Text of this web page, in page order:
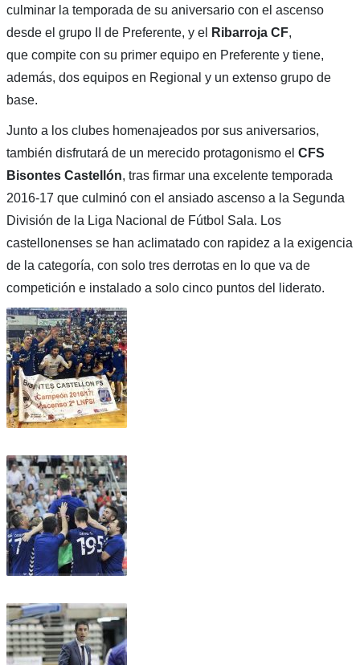
culminar la temporada de su aniversario con el ascenso
desde el grupo II de Preferente, y el
Ribarroja CF,
que compite con su primer equipo en Preferente y tiene,
además, dos equipos en Regional y un extenso grupo de
base.
Junto a los clubes homenajeados por sus aniversarios,
también disfrutará de un merecido protagonismo el CFS
Bisontes Castellón, tras firmar una excelente temporada
2016-17 que culminó con el ansiado ascenso a la Segunda
División de la Liga Nacional de Fútbol Sala. Los
castellonenses se han aclimatado con rapidez a la exigencia
de la categoría, con solo tres derrotas en lo que va de
competición e instalado a solo cinco puntos del liderato.